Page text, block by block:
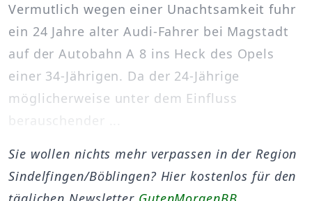
Vermutlich wegen einer Unachtsamkeit fuhr
ein 24 Jahre alter Audi-Fahrer bei Magstadt
auf der Autobahn A 8 ins Heck des Opels
einer 34-Jährigen. Da der 24-Jährige
möglicherweise unter dem Einfluss
berauschender ...
Sie wollen nichts mehr verpassen in der Region
Sindelfingen/Böblingen? Hier kostenlos für den